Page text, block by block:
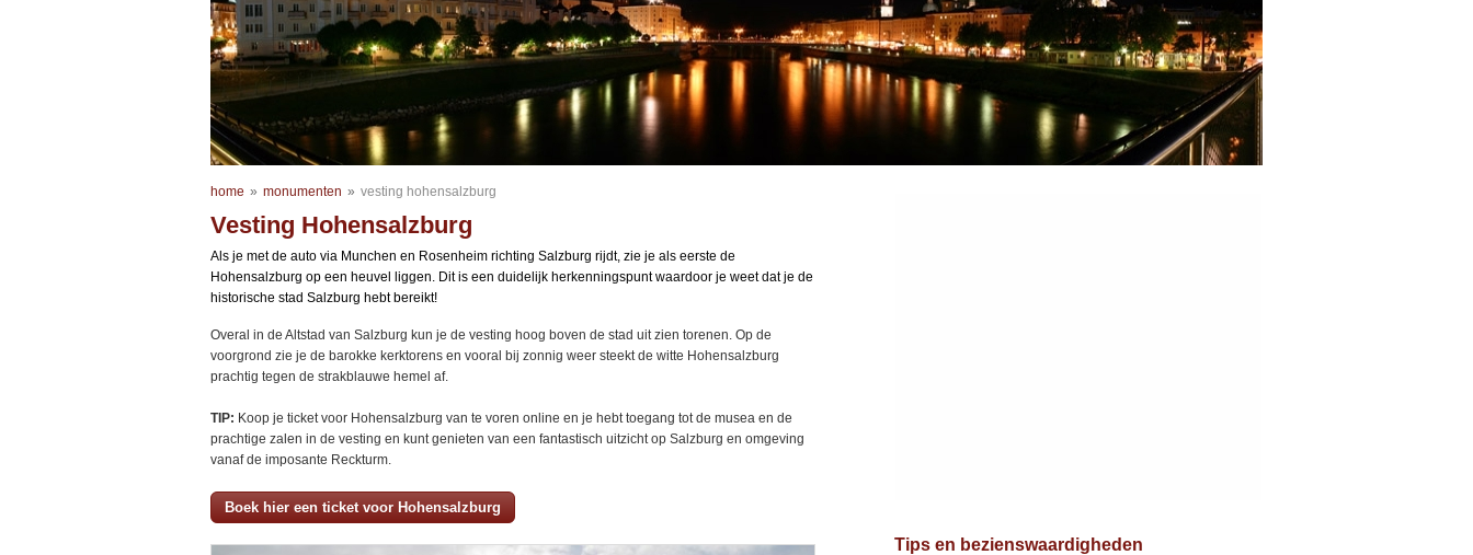
home » monumenten » vesting hohensalzburg
Vesting Hohensalzburg
Als je met de auto via Munchen en Rosenheim richting Salzburg rijdt, zie je als eerste de
Hohensalzburg op een heuvel liggen. Dit is een duidelijk herkenningspunt waardoor je weet dat je de
historische stad Salzburg hebt bereikt!
Overal in de Altstad van Salzburg kun je de vesting hoog boven de stad uit zien torenen. Op de
voorgrond zie je de barokke kerktorens en vooral bij zonnig weer steekt de witte Hohensalzburg
prachtig tegen de strakblauwe hemel af.
TIP: Koop je ticket voor Hohensalzburg van te voren online en je hebt toegang tot de musea en de
prachtige zalen in de vesting en kunt genieten van een fantastisch uitzicht op Salzburg en omgeving
vanaf de imposante Reckturm.
Boek hier een ticket voor Hohensalzburg
Tips en bezienswaardigheden